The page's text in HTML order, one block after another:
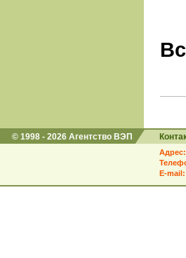
© 1998 - 2026 Агентство ВЭП
Адрес:
E-mail: